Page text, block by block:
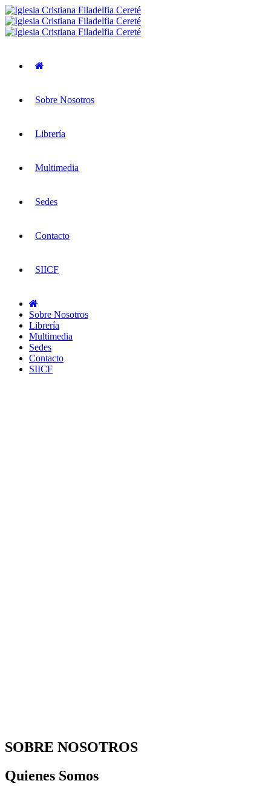
Sobre Nosotros
Librería
Multimedia
Sedes
Contacto
SIICF
Sobre Nosotros
Librería
Multimedia
Sedes
Contacto
SIICF
SOBRE NOSOTROS
Quienes Somos